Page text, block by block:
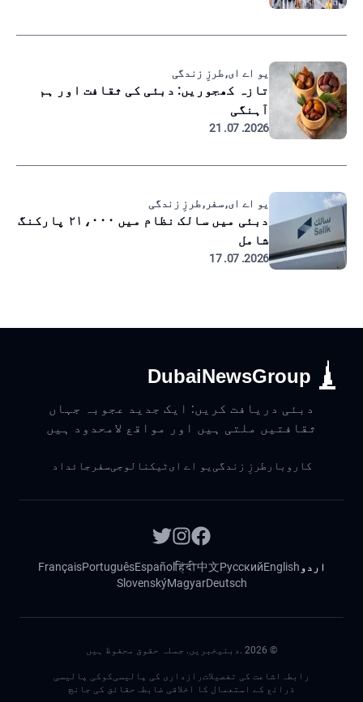
یو اے ای, طرزِ زندگی
تازہ کھجوریں: دبئی کی ثقافت اور ہم
آہنگی
2026. 07. 21
یو اے ای, سفر, طرزِ زندگی
دبئی میں سالک نظام میں ۲۱،۰۰۰ پارکنگ
شامل
2026. 07. 17
DubaiNewsGroup
دبئی دریافت کریں: ایک جدید عجوبہ جہاں
ثقافتیں ملتی ہیں اور مواقع لامحدود ہیں
کاروبار طرزِ زندگی یو اے ایٹیکنالوجیسفر جائداد
اردو English
Русский
中文
हिंदी
Español
Português
Français
Deutsch
Magyar
Slovenský
©
2026 .دبئیخبریں. جملہ حقوق محفوظ ہیں
رابطہ اشاعت کی تفصیلاترازداری کی پالیسیکوکی پالیسی
ذرائع کے استعمال کا اخلاقی ضابطہ حقائق کی جانچ